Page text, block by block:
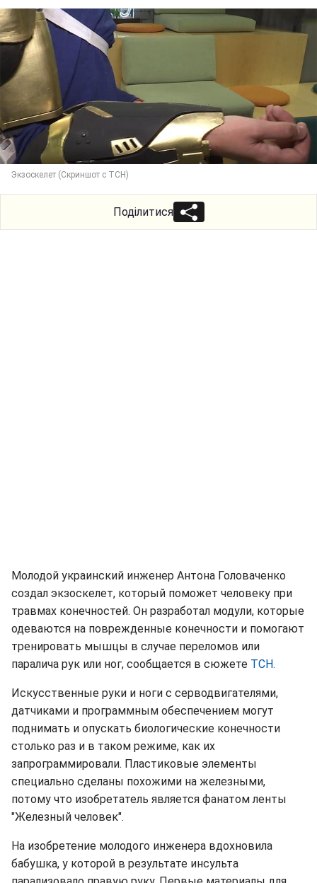
Экзоскелет (Скриншот с ТСН)
Поділитися
Молодой украинский инженер Антона Головаченко
создал экзоскелет, который поможет человеку при
травмах конечностей. Он разработал модули, которые
одеваются на поврежденные конечности и помогают
тренировать мышцы в случае переломов или
паралича рук или ног, сообщается в сюжете ТСН.
Искусственные руки и ноги с серводвигателями,
датчиками и программным обеспечением могут
поднимать и опускать биологические конечности
столько раз и в таком режиме, как их
запрограммировали. Пластиковые элементы
специально сделаны похожими на железными,
потому что изобретатель является фанатом ленты
"Железный человек".
На изобретение молодого инженера вдохновила
бабушка, у которой в результате инсульта